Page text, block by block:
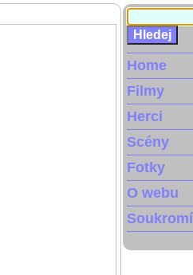
Home
Filmy
Herci
Scény
Fotky
O webu
Soukromí